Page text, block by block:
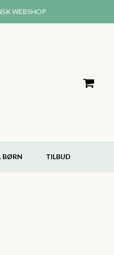
WEBSHOP
BØRN TILBUD